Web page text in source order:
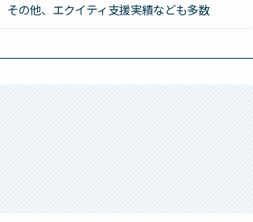
その他、エクイティ支援実績なども多数